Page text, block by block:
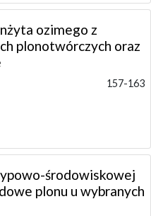
ozimego z
plonotwórczych oraz
157-163
środowiskowej
plonu u wybranych